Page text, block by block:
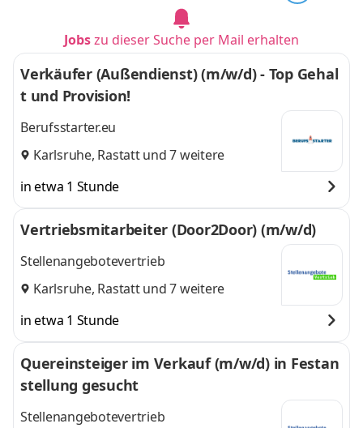
Jobszu dieser Suche per Mail erhalten
Verkäufer (Außendienst) (m/w/d) - Top Gehal
t und Provision!
Berufsstarter.eu
Karlsruhe, Rastattund 7 weitere
in etwa 1 Stunde
Vertriebsmitarbeiter (Door2Door) (m/w/d)
Stellenangebotevertrieb
Karlsruhe, Rastattund 7 weitere
in etwa 1 Stunde
Quereinsteiger im Verkauf (m/w/d) in Festan
stellung gesucht
Stellenangebotevertrieb